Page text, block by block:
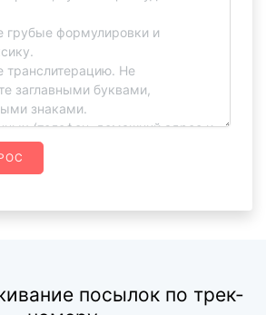
посылок по трек-